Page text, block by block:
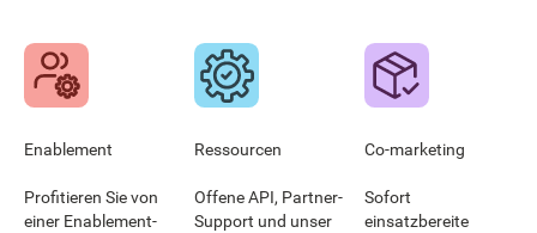
Enablement
Profitieren Sie von
einer Enablement-
Ressourcen
Offene API, Partner-
Support und unser
Co-marketing
Sofort
einsatzbereite